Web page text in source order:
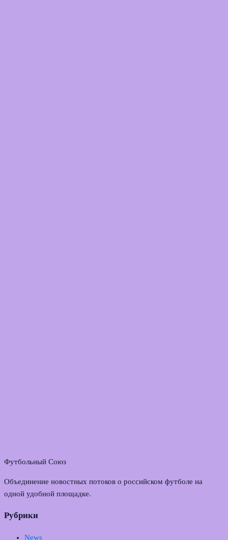
Футбольный Союз
Объединение новостных потоков о российском футболе на
одной удобной площадке.
Рубрики
News